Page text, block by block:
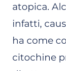
atopica.
infatti,
ha come
citochine